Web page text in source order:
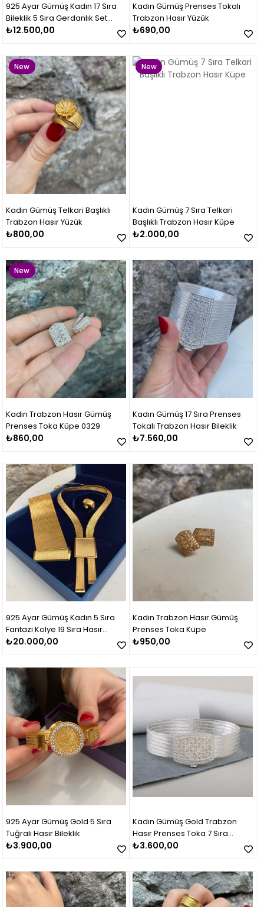
925 Ayar Gümüş Kadın 17 Sıra
Bileklik 5 Sıra Gerdanlık Set
Takımı
₺12.500,00
Kadın Gümüş Prenses Tokalı
Trabzon Hasır Yüzük
₺690,00
Kadın Gümüş Telkari Başlıklı
Trabzon Hasır Yüzük
₺800,00
New
Item
Kadın Gümüş 7 Sıra Telkari
Başlıklı Trabzon Hasır Küpe
₺2.000,00
New
Item
Kadın Trabzon Hasır Gümüş
Prenses Toka Küpe 0329
₺860,00
New
Item
Kadın Gümüş 17 Sıra Prenses
Tokalı Trabzon Hasır Bileklik
₺7.560,00
925 Ayar Gümüş Kadın 5 Sıra
Fantazi Kolye 19 Sıra Hasır
Bileklik Set Takım
₺20.000,00
Kadın Trabzon Hasır Gümüş
Prenses Toka Küpe
₺950,00
925 Ayar Gümüş Gold 5 Sıra
Tuğralı Hasır Bileklik
₺3.900,00
Kadın Gümüş Gold Trabzon
Hasır Prenses Toka 7 Sıra
Bileklik
₺3.600,00